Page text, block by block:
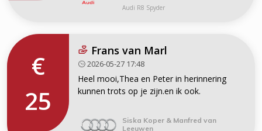
Audi R8 Spyder
€
25
Frans van Marl
2026-05-27 17:48
Heel mooi,Thea en Peter in herinnering
kunnen trots op je zijn.en ik ook.
Siska Koper & Manfred van
Leeuwen